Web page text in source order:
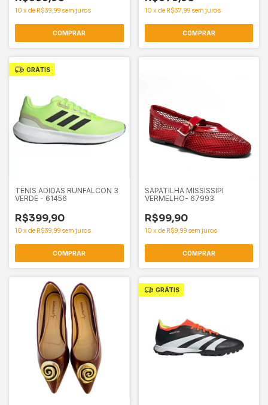
10 xde R$39,99 sem juros
COMPRAR
10 xde R$37,99 sem juros
COMPRAR
GRÁTIS
TÊNIS ADIDAS RUNFALCON 3
VERDE - 61456
R$399,90
10 x de R$39,99 sem juros
COMPRAR
SAPATILHA MISSISSIPI
VERMELHO- 67993
R$99,90
10 x de R$9,99 sem juros
COMPRAR
GRÁTIS